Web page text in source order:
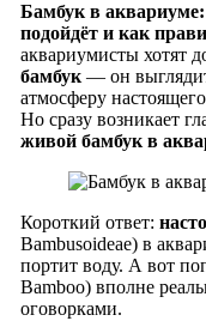
Бамбук в
подойдёт и как
аквариумисты хотят
бамбук — он
атмосферу
Но сразу возникает
живой бамбук в
Короткий ответ:
Bambusoideae) в
портит воду. А вот
Bamboo) вполне
оговорками.